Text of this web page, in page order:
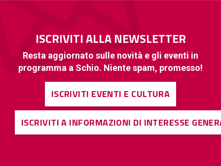
ISCRIVITI ALLA NEWSLETTER
Resta aggiornato sulle novità e gli eventi in
programma a Schio. Niente spam, promesso!
ISCRIVITI EVENTI E CULTURA
ISCRIVITI A INFORMAZIONI DI INTERESSE